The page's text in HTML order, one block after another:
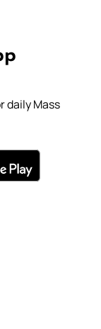
daily Mass